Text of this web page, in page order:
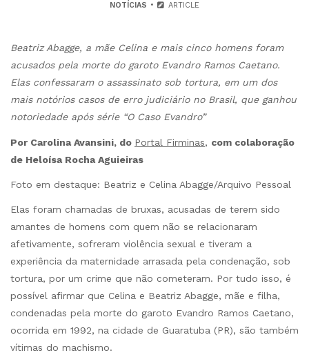
NOTÍCIAS ARTICLE
Beatriz Abagge, a mãe Celina e mais cinco homens foram
acusados pela morte do garoto Evandro Ramos Caetano.
Elas confessaram o assassinato sob tortura, em um dos
mais notórios casos de erro judiciário no Brasil, que ganhou
notoriedade após série “O Caso Evandro”
Por Carolina Avansini, do Portal Firminas, com colaboração
de Heloísa Rocha Aguieiras
Foto em destaque: Beatriz e Celina Abagge/Arquivo Pessoal
Elas foram chamadas de bruxas, acusadas de terem sido
amantes de homens com quem não se relacionaram
afetivamente, sofreram violência sexual e tiveram a
experiência da maternidade arrasada pela condenação, sob
tortura, por um crime que não cometeram. Por tudo isso, é
possível afirmar que Celina e Beatriz Abagge, mãe e filha,
condenadas pela morte do garoto Evandro Ramos Caetano,
ocorrida em 1992, na cidade de Guaratuba (PR), são também
vítimas do machismo.